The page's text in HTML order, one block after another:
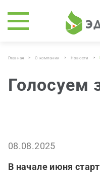
Главная > О компании > Новости >
Голосуем
08.08.2025
В начале июня